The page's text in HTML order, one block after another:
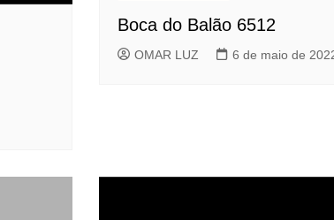
Boca do Balão 6512
OMAR LUZ 6 de maio de